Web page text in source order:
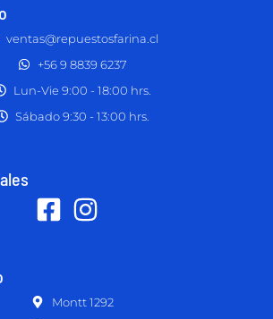
ventas@repuestosfarina.cl
+56 9 8839 6237
Lun-Vie 9:00 - 18:00 hrs.
Sábado 9:30 - 13:00 hrs.
Montt 1292